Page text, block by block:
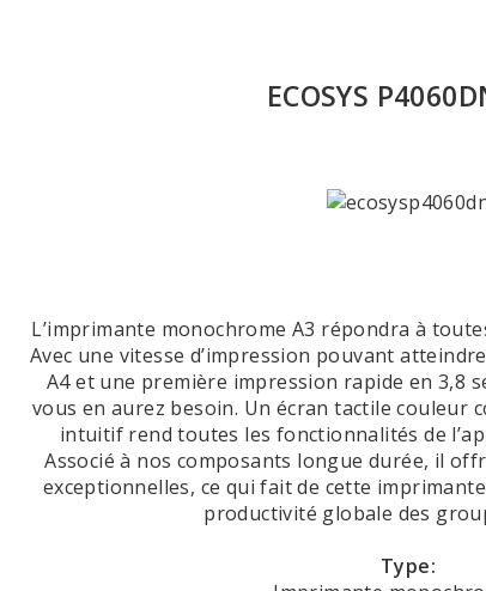
ECOSYS
L’imprimante monochrome A3 répondra à
Avec une vitesse d’impression pouvant
A4 et une première impression rapide en 3,8
vous en aurez besoin. Un écran tactile couleur
intuitif rend toutes les fonctionnalités de
Associé à nos composants longue durée, il
exceptionnelles, ce qui fait de cette
productivité globale des
Type: